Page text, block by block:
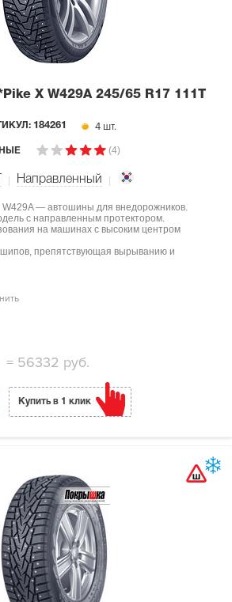
X W429A 245/65 R17 111T
184261 4 шт.
(4)
Направленный
W429A — автошины для внедорожников.
с направленным протектором.
на машинах с высоким центром
препятствующая вырыванию и
= 56332 руб.
Купить в 1 клик